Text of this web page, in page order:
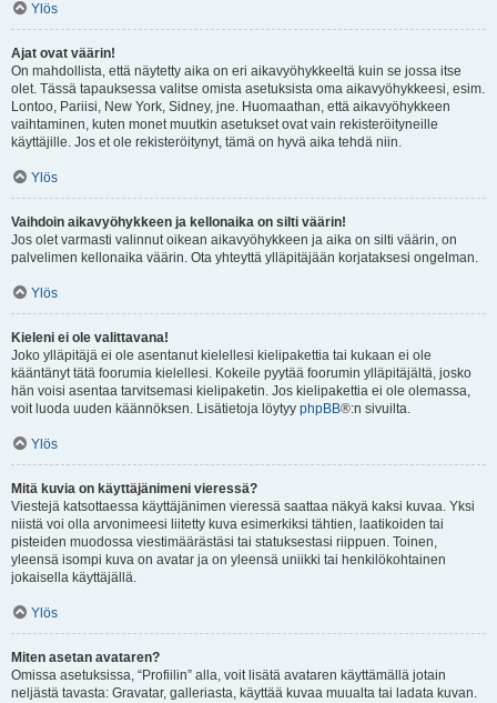
Ylös
Ajat ovat väärin!
On mahdollista, että näytetty aika on eri aikavyöhykkeeltä kuin se jossa itse
olet. Tässä tapauksessa valitse omista asetuksista oma aikavyöhykkeesi, esim.
Lontoo, Pariisi, New York, Sidney, jne. Huomaathan, että aikavyöhykkeen
vaihtaminen, kuten monet muutkin asetukset ovat vain rekisteröityneille
käyttäjille. Jos et ole rekisteröitynyt, tämä on hyvä aika tehdä niin.
Ylös
Vaihdoin aikavyöhykkeen ja kellonaika on silti väärin!
Jos olet varmasti valinnut oikean aikavyöhykkeen ja aika on silti väärin, on
palvelimen kellonaika väärin. Ota yhteyttä ylläpitäjään korjataksesi ongelman.
Ylös
Kieleni ei ole valittavana!
Joko ylläpitäjä ei ole asentanut kielellesi kielipakettia tai kukaan ei ole
kääntänyt tätä foorumia kielellesi. Kokeile pyytää foorumin ylläpitäjältä, josko
hän voisi asentaa tarvitsemasi kielipaketin. Jos kielipakettia ei ole olemassa,
voit luoda uuden käännöksen. Lisätietoja löytyy phpBB®:n sivuilta.
Ylös
Mitä kuvia on käyttäjänimeni vieressä?
Viestejä katsottaessa käyttäjänimen vieressä saattaa näkyä kaksi kuvaa. Yksi
niistä voi olla arvonimeesi liitetty kuva esimerkiksi tähtien, laatikoiden tai
pisteiden muodossa viestimäärästäsi tai statuksestasi riippuen. Toinen,
yleensä isompi kuva on avatar ja on yleensä uniikki tai henkilökohtainen
jokaisella käyttäjällä.
Ylös
Miten asetan avataren?
Omissa asetuksissa, “Profiilin” alla, voit lisätä avataren käyttämällä jotain
neljästä tavasta: Gravatar, galleriasta, käyttää kuvaa muualta tai ladata kuvan.